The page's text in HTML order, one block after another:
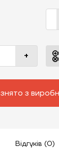
+
знято з
Відгуків (0)